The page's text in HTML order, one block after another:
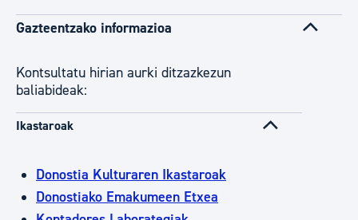
Gazteentzako informazioa
​​​​​​​​​​​​​​Kontsultatu hirian aurki ditzazkezun
baliabideak:
Ikastaroak
Donostia Kulturaren Ikastaroak
Donostiako Emakumeen Etxea